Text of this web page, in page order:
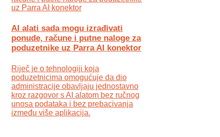
AI alati sada mogu izrađivati
ponude, račune i putne naloge za
poduzetnike uz Parra AI konektor
Riječ je o tehnologiji koja
poduzetnicima omogućuje da dio
administracije obavljaju jednostavno
kroz razgovor s AI alatom bez ručnog
unosa podataka i bez prebacivanja
između više aplikacija.